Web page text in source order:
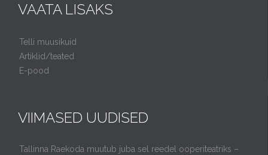
VAATA LISAKS
Telli muusikuid
Artiklid/teated
E-pood
VIIMASED UUDISED
Tallinna Raekoda muutub juba sel reedel ooperiteatriks –